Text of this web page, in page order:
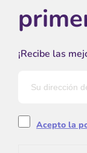
¡Recibe las
Acepto la